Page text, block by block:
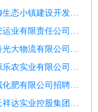
陕西华御生态小镇建设开发有限公司招聘收银员
陕西永安运业有限责任公司招聘收银员
山西大秦光大物流有限公司招聘收银员
山西缘源乐农实业有限公司招聘收银员
山西青咸化肥有限公司招聘收银员
陕西中天祥达实业控股集团有限公司招聘收银员